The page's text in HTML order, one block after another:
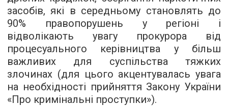
засобів, які в середньому становлять до
90% правопорушень у регіоні і
відволікають увагу прокурора від
процесуального керівництва у більш
важливих для суспільства тяжких
злочинах (для цього акцентувалась увага
на необхідності прийняття Закону України
«Про кримінальні проступки»).